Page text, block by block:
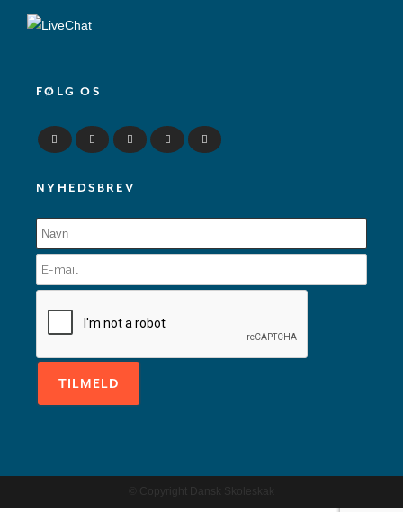
FØLG OS
NYHEDSBREV
© Copyright Dansk Skoleskak